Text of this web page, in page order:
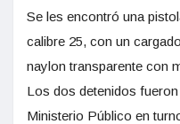
Se les encontró una
calibre 25, con un
naylon transparente con
Los dos detenidos
Ministerio Público en